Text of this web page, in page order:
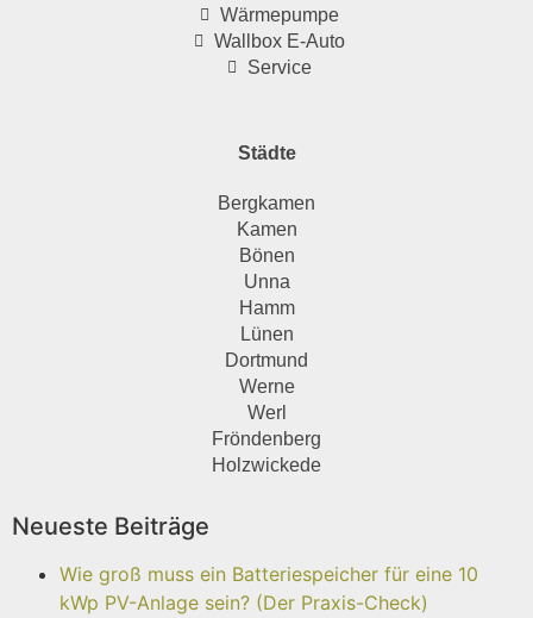
Wärmepumpe
Wallbox E-Auto
Service
Städte
Bergkamen
Kamen
Bönen
Unna
Hamm
Lünen
Dortmund
Werne
Werl
Fröndenberg
Holzwickede
Neueste Beiträge
Wie groß muss ein Batteriespeicher für eine 10
kWp PV-Anlage sein? (Der Praxis-Check)